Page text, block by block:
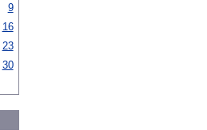
9
16
23
30